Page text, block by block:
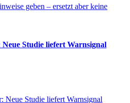
Studie liefert Warnsignal